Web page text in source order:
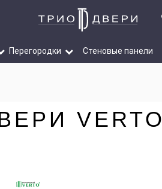
Перегородки Стеновые панели
VERTO